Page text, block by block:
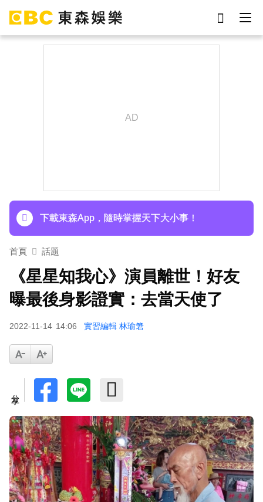
下載東森App，隨時掌握天下大小事！
首頁 話題
《星星知我心》演員離世！好友
曝最後身影證實：去當天使了
2022-11-14 14:06 實習編輯 林瑜䇹